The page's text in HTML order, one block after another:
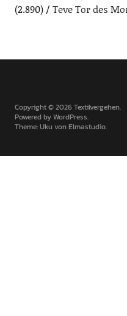
(2.890)
Teve Tor des
Copyright © 2026 Textilvergehen
Powered byWordPress
Theme: Uku vonElmastudio